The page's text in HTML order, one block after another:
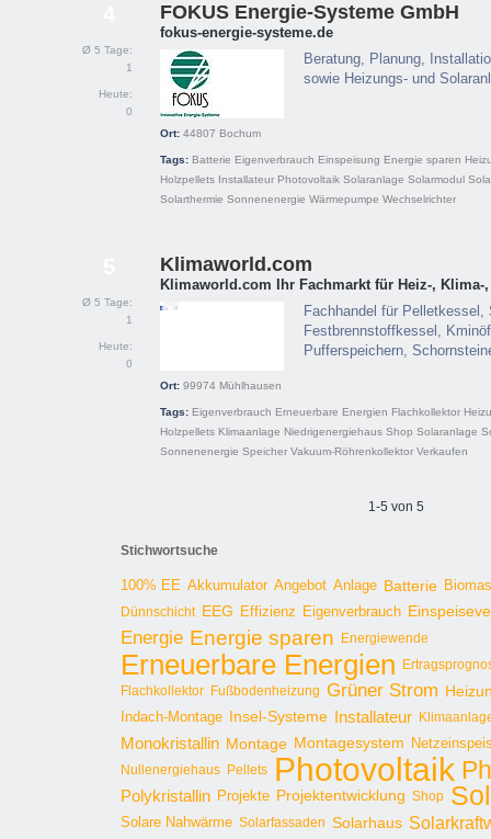
Ø 5 Tage:
1
Heute:
0
FOKUS Energie-Systeme GmbH
fokus-energie-systeme.de
Beratung, Planung,
sowie Heizungs- und
Ort: 44807 Bochum
Tags: Batterie Eigenverbrauch Einspeisung Energie sparen
Holzpellets Installateur Photovoltaik Solaranlage Solarmodul
Solarthermie Sonnenenergie Wärmepumpe Wechselrichter
Ø 5 Tage:
1
Heute:
0
Klimaworld.com
Klimaworld.com Ihr Fachmarkt für Heiz-,
Fachhandel für Pelletkessel,
Festbrennstoffkessel,
Pufferspeichern,
Ort: 99974 Mühlhausen
Tags: Eigenverbrauch Erneuerbare Energien Flachkollektor
Holzpellets Klimaanlage Niedrigenergiehaus Shop Solaranlage
Sonnenenergie Speicher Vakuum-Röhrenkollektor Verkaufen
1-5 von 5
Stichwortsuche
100% EE Akkumulator Angebot Anlage Batterie
Dünnschicht EEG Effizienz Eigenverbrauch
Energie Energie sparen Energiewende
Erneuerbare Energien
Flachkollektor Fußbodenheizung Grüner Strom
Indach-Montage Insel-Systeme Installateur
Monokristallin Montage Montagesystem
Nullenergiehaus Pellets Photovoltaik
Polykristallin Projekte Projektentwicklung Shop
Solare Nahwärme Solarfassaden Solarhaus